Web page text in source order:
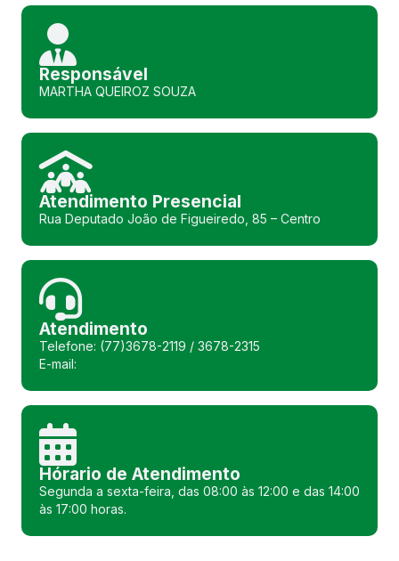
Responsável
MARTHA QUEIROZ SOUZA
Atendimento Presencial
Rua Deputado João de Figueiredo, 85 – Centro
Atendimento
Telefone: (77)3678-2119 / 3678-2315
E-mail:
Hórario de Atendimento
Segunda a sexta-feira, das 08:00 às 12:00 e das 14:00
às 17:00 horas.